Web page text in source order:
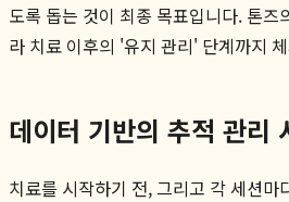
도록 돕는 것이 최종 목표입니다. 톤즈
라 치료 이후의 '유지 관리' 단계까지
데이터 기반의 추적 관리
치료를 시작하기 전, 그리고 각 세션마